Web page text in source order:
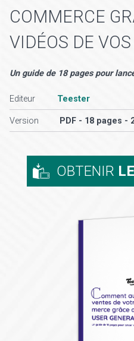
COMMERCE
VIDÉOS DE
Un guide de 18 pages pour
Editeur Teester
Version PDF - 18 pages -
OBTENIR